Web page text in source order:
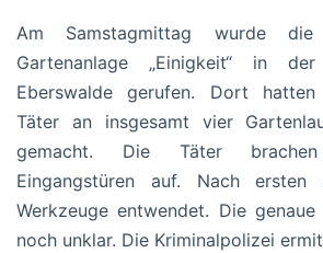
Am Samstagmittag wurde
Gartenanlage „Einigkeit“ in
Eberswalde gerufen. Dort
Täter an insgesamt vier
gemacht. Die Täter
Eingangstüren auf. Nach ersten
Werkzeuge entwendet. Die genaue
noch unklar. Die Kriminalpolizei